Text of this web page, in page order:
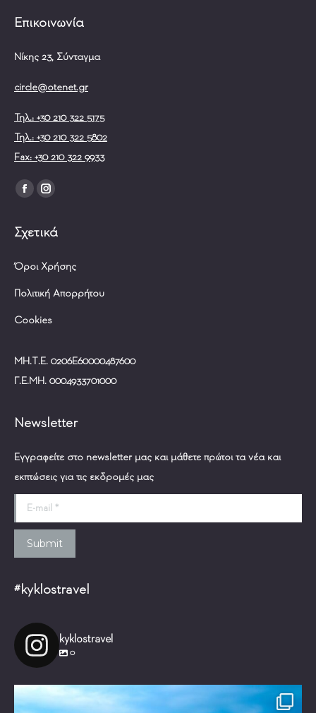
Επικοινωνία
Νίκης 23, Σύνταγμα
circle@otenet.gr
Τηλ.: +30 210 322 5175
Τηλ.: +30 210 322 5802
Fax: +30 210 322 9933
Find us on:
Σχετικά
Όροι Χρήσης
Πολιτική Απορρήτου
Cookies
ΜΗ.Τ.Ε. 0206Ε60000487600
Γ.Ε.ΜΗ. 0004933701000
Newsletter
Εγγραφείτε στο newsletter μας και μάθετε πρώτοι τα νέα και
εκπτώσεις για τις εκδρομές μας
E-mail *
Submit
#kyklostravel
kyklostravel
0
Είστε έτοιμοι για ένα μαγικό ταξίδι!